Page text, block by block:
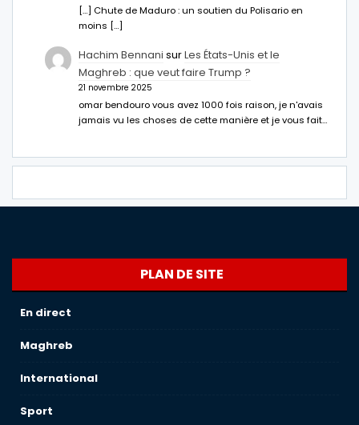
[…] Chute de Maduro : un soutien du Polisario en
moins […]
Hachim Bennani surLes États-Unis et le
Maghreb : que veut faire Trump ?
21 novembre 2025
omar bendouro vous avez 1000 fois raison, je n'avais
jamais vu les choses de cette manière et je vous fait…
PLAN DE SITE
En direct
Maghreb
International
Sport